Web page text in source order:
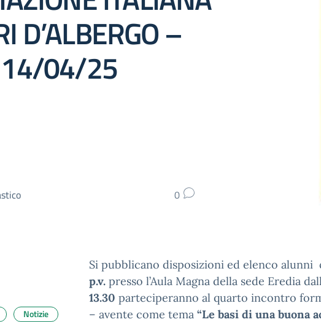
D’ALBERGO –
14/04/25
0
Si pubblicano disposizioni ed elenco alunni
p.v. presso l’Aula Magna della sede Eredia
13.30 parteciperanno al quarto incontro
– avente come tema “Le basi di una buona
Notizie